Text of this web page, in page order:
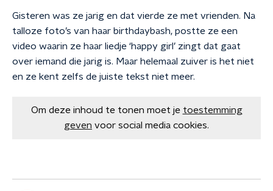
Gisteren was ze jarig en dat vierde ze met vrienden. Na
talloze foto’s van haar birthdaybash, postte ze een
video waarin ze haar liedje ‘happy girl’ zingt dat gaat
over iemand die jarig is. Maar helemaal zuiver is het niet
en ze kent zelfs de juiste tekst niet meer.
Om deze inhoud te tonen moet je toestemming
geven voor social media cookies.